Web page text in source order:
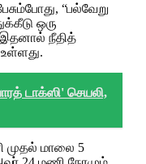
“பல்வேறு
ஒரு
நீதித்
உள்ளது.
டாக்ஸி' செயலி,
முதல் மாலை 5